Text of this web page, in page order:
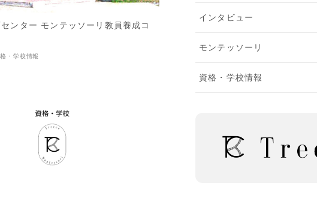
ソーリ教員養成コ
・学校情報
インタビュー
モンテッソーリ
資格・学校情報